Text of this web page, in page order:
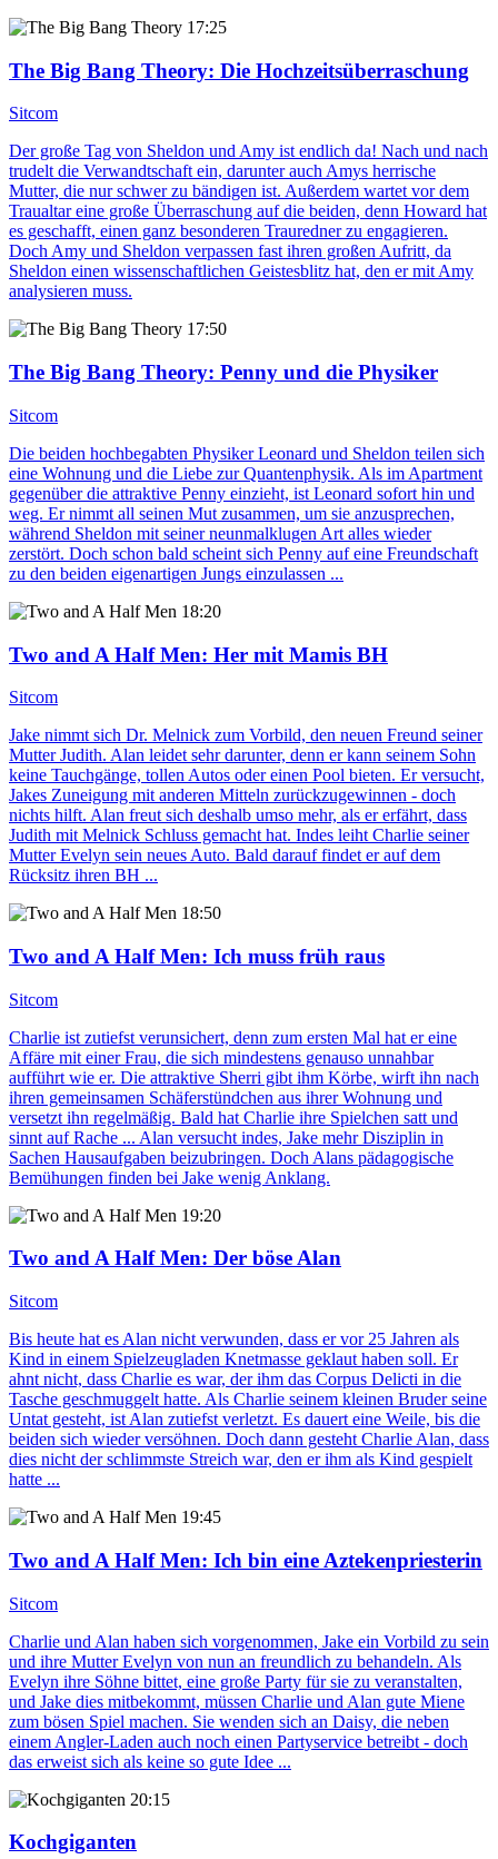
17:25
The Big Bang Theory: Die Hochzeitsüberraschung
Sitcom
Der große Tag von Sheldon und Amy ist endlich da! Nach und nach
trudelt die Verwandtschaft ein, darunter auch Amys herrische
Mutter, die nur schwer zu bändigen ist. Außerdem wartet vor dem
Traualtar eine große Überraschung auf die beiden, denn Howard hat
es geschafft, einen ganz besonderen Trauredner zu engagieren.
Doch Amy und Sheldon verpassen fast ihren großen Aufritt, da
Sheldon einen wissenschaftlichen Geistesblitz hat, den er mit Amy
analysieren muss.
17:50
The Big Bang Theory: Penny und die Physiker
Sitcom
Die beiden hochbegabten Physiker Leonard und Sheldon teilen sich
eine Wohnung und die Liebe zur Quantenphysik. Als im Apartment
gegenüber die attraktive Penny einzieht, ist Leonard sofort hin und
weg. Er nimmt all seinen Mut zusammen, um sie anzusprechen,
während Sheldon mit seiner neunmalklugen Art alles wieder
zerstört. Doch schon bald scheint sich Penny auf eine Freundschaft
zu den beiden eigenartigen Jungs einzulassen ...
18:20
Two and A Half Men: Her mit Mamis BH
Sitcom
Jake nimmt sich Dr. Melnick zum Vorbild, den neuen Freund seiner
Mutter Judith. Alan leidet sehr darunter, denn er kann seinem Sohn
keine Tauchgänge, tollen Autos oder einen Pool bieten. Er versucht,
Jakes Zuneigung mit anderen Mitteln zurückzugewinnen - doch
nichts hilft. Alan freut sich deshalb umso mehr, als er erfährt, dass
Judith mit Melnick Schluss gemacht hat. Indes leiht Charlie seiner
Mutter Evelyn sein neues Auto. Bald darauf findet er auf dem
Rücksitz ihren BH ...
18:50
Two and A Half Men: Ich muss früh raus
Sitcom
Charlie ist zutiefst verunsichert, denn zum ersten Mal hat er eine
Affäre mit einer Frau, die sich mindestens genauso unnahbar
aufführt wie er. Die attraktive Sherri gibt ihm Körbe, wirft ihn nach
ihren gemeinsamen Schäferstündchen aus ihrer Wohnung und
versetzt ihn regelmäßig. Bald hat Charlie ihre Spielchen satt und
sinnt auf Rache ... Alan versucht indes, Jake mehr Disziplin in
Sachen Hausaufgaben beizubringen. Doch Alans pädagogische
Bemühungen finden bei Jake wenig Anklang.
19:20
Two and A Half Men: Der böse Alan
Sitcom
Bis heute hat es Alan nicht verwunden, dass er vor 25 Jahren als
Kind in einem Spielzeugladen Knetmasse geklaut haben soll. Er
ahnt nicht, dass Charlie es war, der ihm das Corpus Delicti in die
Tasche geschmuggelt hatte. Als Charlie seinem kleinen Bruder seine
Untat gesteht, ist Alan zutiefst verletzt. Es dauert eine Weile, bis die
beiden sich wieder versöhnen. Doch dann gesteht Charlie Alan, dass
dies nicht der schlimmste Streich war, den er ihm als Kind gespielt
hatte ...
19:45
Two and A Half Men: Ich bin eine Aztekenpriesterin
Sitcom
Charlie und Alan haben sich vorgenommen, Jake ein Vorbild zu sein
und ihre Mutter Evelyn von nun an freundlich zu behandeln. Als
Evelyn ihre Söhne bittet, eine große Party für sie zu veranstalten,
und Jake dies mitbekommt, müssen Charlie und Alan gute Miene
zum bösen Spiel machen. Sie wenden sich an Daisy, die neben
einem Angler-Laden auch noch einen Partyservice betreibt - doch
das erweist sich als keine so gute Idee ...
20:15
Kochgiganten